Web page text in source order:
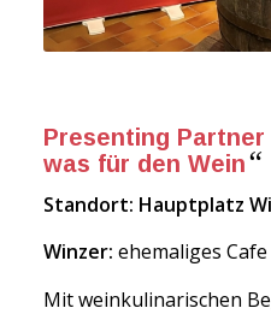
Presenting Partner
was für den Wein“
Standort: Hauptplatz
Winzer: ehemaliges
Mit weinkulinarischen